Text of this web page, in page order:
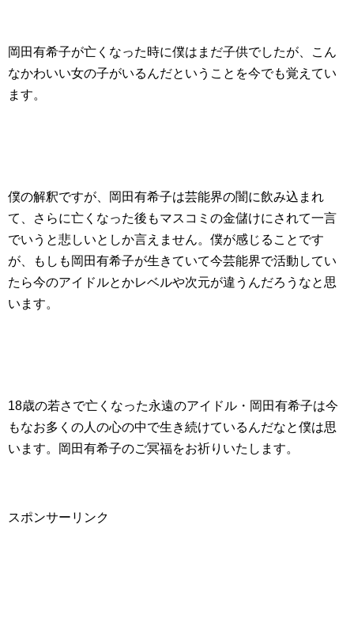
岡田有希子が亡くなった時に僕はまだ子供でしたが、こん
なかわいい女の子がいるんだということを今でも覚えてい
ます。
僕の解釈ですが、岡田有希子は芸能界の闇に飲み込まれ
て、さらに亡くなった後もマスコミの金儲けにされて一言
でいうと悲しいとしか言えません。僕が感じることです
が、もしも岡田有希子が生きていて今芸能界で活動してい
たら今のアイドルとかレベルや次元が違うんだろうなと思
います。
18歳の若さで亡くなった永遠のアイドル・岡田有希子は今
もなお多くの人の心の中で生き続けているんだなと僕は思
います。岡田有希子のご冥福をお祈りいたします。
スポンサーリンク